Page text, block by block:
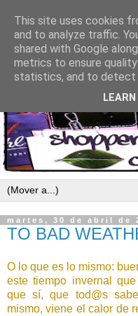
martes, 30 de abril de
TO BAD
O lo que es lo mismo:
este tiempo invernal
que sí, que tod@s
mismo, viene el calor de
This site uses cookies
and to analyze traffic.
shared with Google
metrics to ensure
statistics, and to detect